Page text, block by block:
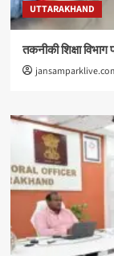
UTTARAKHAND
तकनीकी शिक्षा